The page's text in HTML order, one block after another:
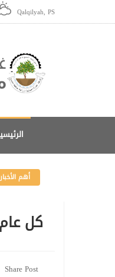
Qalqilyah, PS
أهم الأخبار
كل
Share Post